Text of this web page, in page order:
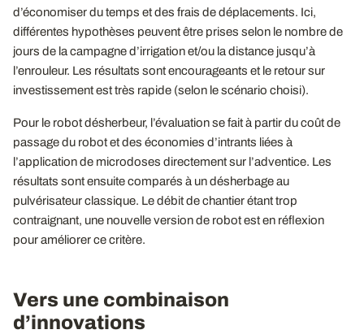
d’économiser du temps et des frais de déplacements. Ici,
différentes hypothèses peuvent être prises selon le nombre de
jours de la campagne d’irrigation et/ou la distance jusqu’à
l’enrouleur. Les résultats sont encourageants et le retour sur
investissement est très rapide (selon le scénario choisi).
Pour le robot désherbeur, l’évaluation se fait à partir du coût de
passage du robot et des économies d’intrants liées à
l’application de microdoses directement sur l’adventice. Les
résultats sont ensuite comparés à un désherbage au
pulvérisateur classique. Le débit de chantier étant trop
contraignant, une nouvelle version de robot est en réflexion
pour améliorer ce critère.
Vers une combinaison
d’innovations